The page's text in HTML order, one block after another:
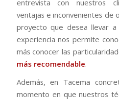
entrevista con nuestros
ventajas e inconvenientes de
proyecto que desea llevar
experiencia nos permite
más conocer las
más recomendable.
Además, en Tacema
momento en que nuestros